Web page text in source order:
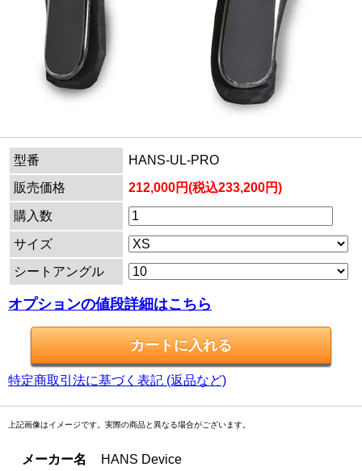
型番
HANS-UL-PRO
販売価格
212,000円(税込233,200円)
購入数
サイズ
シートアングル
オプションの値段詳細はこちら
特定商取引法に基づく表記 (返品など)
上記画像はイメージです。実際の商品と異なる場合がございます。
メーカー名
HANS Device